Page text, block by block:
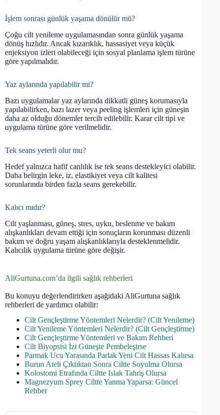
İşlem sonrası günlük yaşama dönülür mü?
Çoğu cilt yenileme uygulamasından sonra günlük yaşama
dönüş hızlıdır. Ancak kızarıklık, hassasiyet veya küçük
enjeksiyon izleri olabileceği için sosyal planlama işlem türüne
göre yapılmalıdır.
Yaz aylarında yapılabilir mi?
Bazı uygulamalar yaz aylarında dikkatli güneş korumasıyla
yapılabilirken, bazı lazer veya peeling işlemleri için güneşin
daha az olduğu dönemler tercih edilebilir. Karar cilt tipi ve
uygulama türüne göre verilmelidir.
Tek seans yeterli olur mu?
Hedef yalnızca hafif canlılık ise tek seans destekleyici olabilir.
Daha belirgin leke, iz, elastikiyet veya cilt kalitesi
sorunlarında birden fazla seans gerekebilir.
Kalıcı mıdır?
Cilt yaşlanması, güneş, stres, uyku, beslenme ve bakım
alışkanlıkları devam ettiği için sonuçların korunması düzenli
bakım ve doğru yaşam alışkanlıklarıyla desteklenmelidir.
Kalıcılık uygulama türüne göre değişir.
AliGurtuna.com’da ilgili sağlık rehberleri
Bu konuyu değerlendirirken aşağıdaki AliGurtuna sağlık
rehberleri de yardımcı olabilir:
Cilt Gençleştirme Yöntemleri Nelerdir? (Cilt Yenileme)
Cilt Yenileme Yöntemleri Nelerdir? (Cilt Gençleştirme)
Cilt Gençleştirme Yöntemleri ve Bakım Rehberi
Cilt Biyopsisi İzi Güneşte Pembeleşirse
Parmak Ucu Yarasında Parlak Yeni Cilt Hassas Kalırsa
Burun Ateli Çıktıktan Sonra Ciltte Soyulma Olursa
Kolostomi Etrafında Ciltte Islak Tahriş Olursa
Magnezyum Sprey Ciltte Yanma Yaparsa: Güncel
Rehber